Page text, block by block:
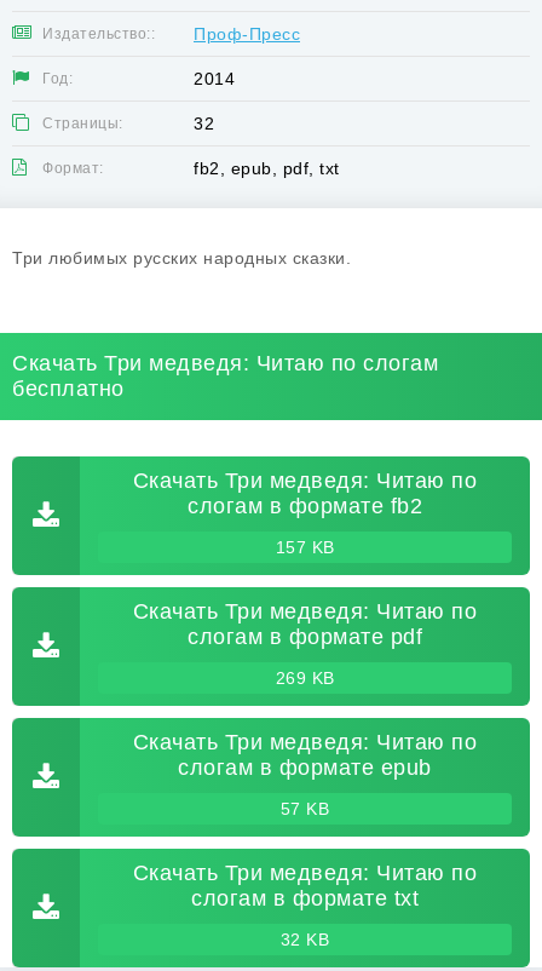
Издательство:: Проф-Пресс
Год: 2014
Страницы: 32
Формат: fb2, epub, pdf, txt
Три любимых русских народных сказки.
Скачать Три медведя: Читаю по слогам
бесплатно
Скачать Три медведя: Читаю по
слогам в формате fb2
157 KB
Скачать Три медведя: Читаю по
слогам в формате pdf
269 KB
Скачать Три медведя: Читаю по
слогам в формате epub
57 KB
Скачать Три медведя: Читаю по
слогам в формате txt
32 KB